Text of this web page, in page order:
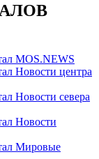
MOS.NEWS
Новости центра
Новости севера
Новости
Мировые